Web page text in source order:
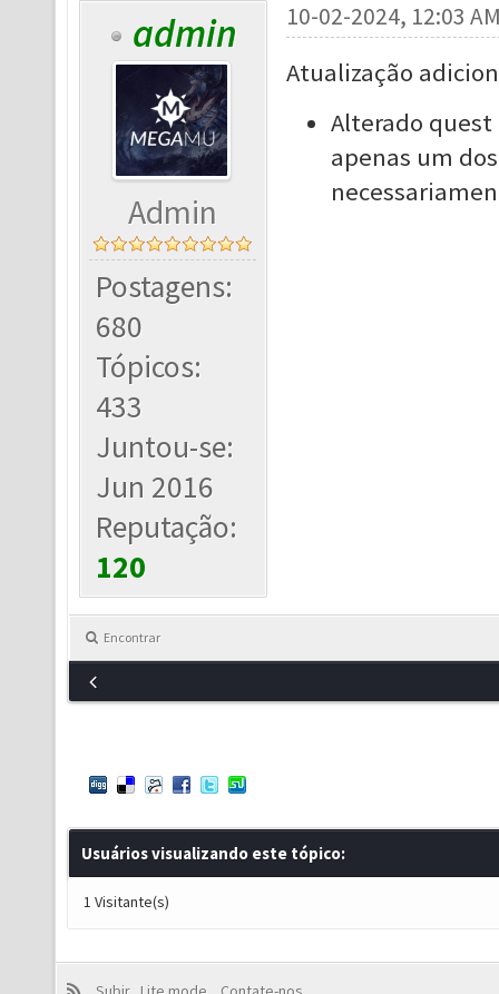
admin
Admin
Postagens:
680
Tópicos:
433
Juntou-se:
Jun 2016
Reputação:
120
10-02-2024, 12:03
Atualização
Alterado quest
apenas um
Encontrar
Usuários visualizando este tópico:
1 Visitante(s)